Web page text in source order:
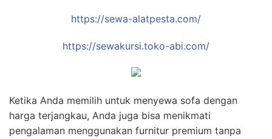
https://sewa-alatpesta.com/
https://sewakursi.toko-abi.com/
Ketika Anda memilih untuk menyewa sofa dengan
harga terjangkau, Anda juga bisa menikmati
pengalaman menggunakan furnitur premium tanpa